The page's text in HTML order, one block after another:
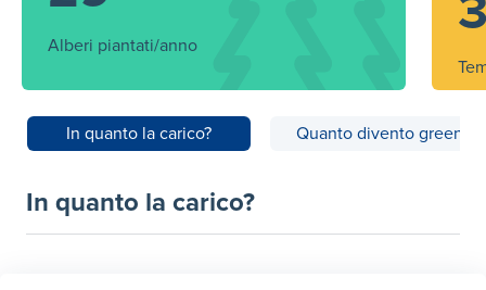
Alberi piantati/anno
In quanto la carico? Quanto divento green?
In quanto la carico?